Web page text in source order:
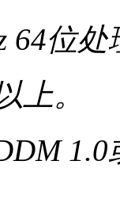
64位处
上。